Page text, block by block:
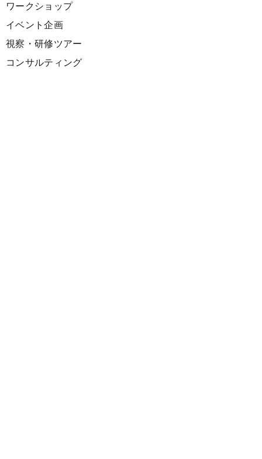
ワークショップ
イベント企画
視察・研修ツアー
コンサルティング